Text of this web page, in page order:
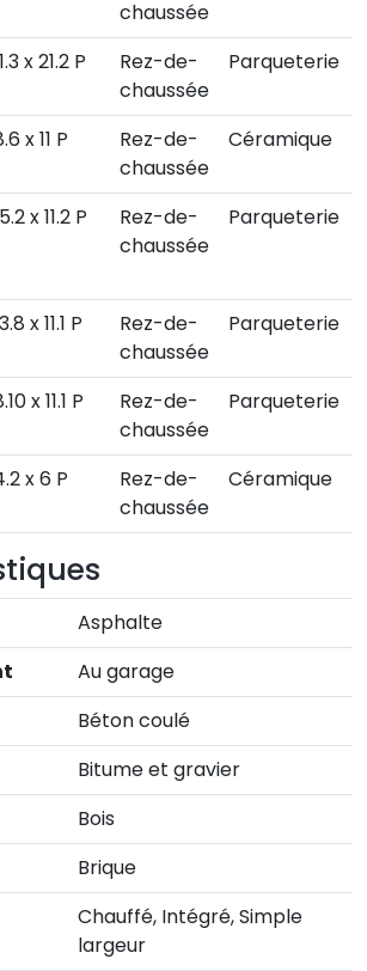
chaussée
x 21.2 P
Rez-de-
chaussée
Parqueterie
x 11 P
Rez-de-
chaussée
Céramique
x 11.2 P
Rez-de-
chaussée
Parqueterie
x 11.1 P
Rez-de-
chaussée
Parqueterie
x 11.1 P
Rez-de-
chaussée
Parqueterie
x 6 P
Rez-de-
chaussée
Céramique
Asphalte
Au garage
Béton coulé
Bitume et gravier
Bois
Brique
Chauffé, Intégré, Simple
largeur